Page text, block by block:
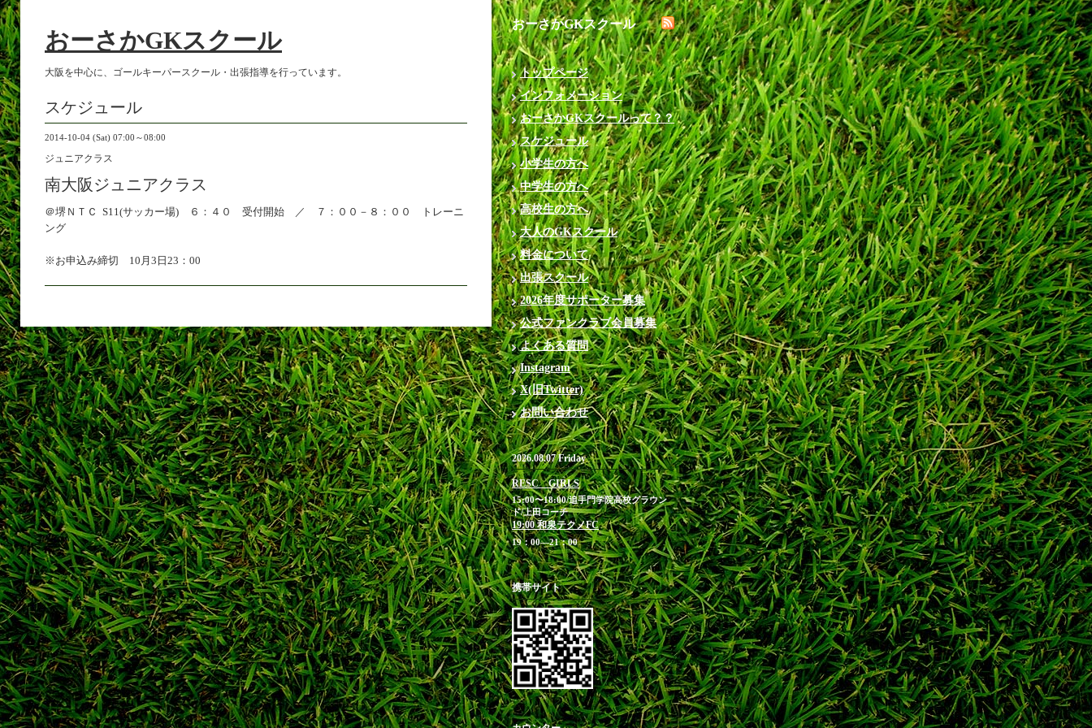
おーさかGKスクール
大阪を中心に、ゴールキーパースクール・出張指導を行っています。
スケジュール
2014-10-04 (Sat) 07:00～08:00
ジュニアクラス
南大阪ジュニアクラス
＠堺ＮＴＣ S11(サッカー場) ６：４０ 受付開始 ／ ７：００－８：００ トレーニ
ング
※お申込み締切 10月3日23：00
おーさかGKスクール
トップページ
インフォメーション
おーさかGKスクールって？？
スケジュール
小学生の方へ
中学生の方へ
高校生の方へ
大人のGKスクール
料金について
出張スクール
2026年度サポーター募集
公式ファンクラブ会員募集
よくある質問
Instagram
X(旧Twitter)
お問い合わせ
2026.08.07 Friday
RESC GIRLS
15:00〜18:00/追手門学院高校グラウン
ド/上田コーチ
19:00 和泉テクノFC
19：00―21：00
携帯サイト